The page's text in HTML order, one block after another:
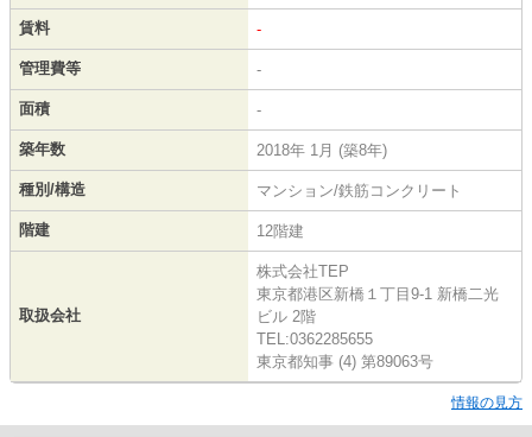
賃料 -
管理費等 -
面積 -
築年数 2018年 1月 (築8年)
種別/構造 マンション/鉄筋コンクリート
階建 12階建
取扱会社
株式会社TEP
東京都港区新橋１丁目9-1 新橋二光
ビル 2階
TEL:0362285655
東京都知事 (4) 第89063号
情報の見方